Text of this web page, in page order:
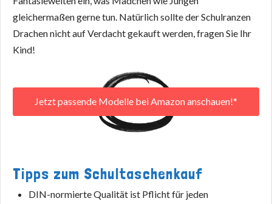
gleichermaßen gerne tun. Natürlich sollte der Schulranzen
Drachen nicht auf Verdacht gekauft werden, fragen Sie Ihr
Kind!
Jetzt passende Modelle bei Amazon anschauen!*
Tipps zum Schultaschenkauf
DIN-normierte Qualität ist Pflicht für jeden